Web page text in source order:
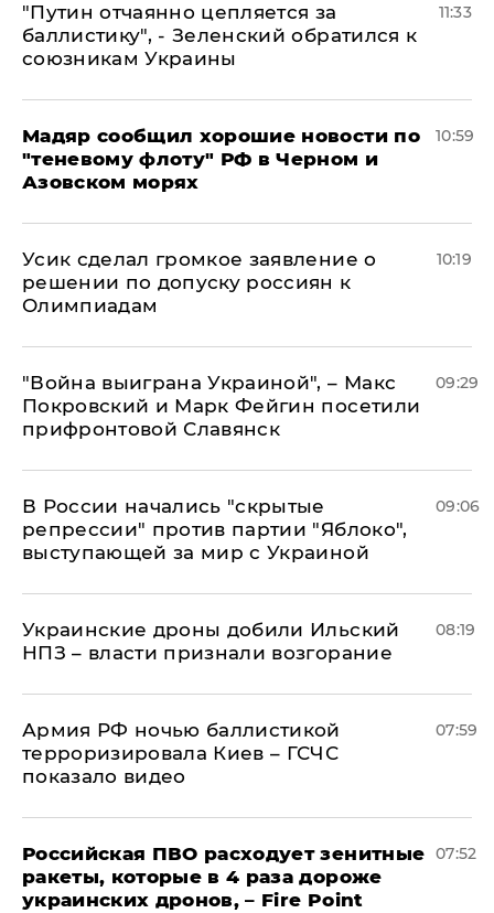
"Путин отчаянно цепляется за
баллистику", - Зеленский обратился к
союзникам Украины
11:33
Мадяр сообщил хорошие новости по
"теневому флоту" РФ в Черном и
Азовском морях
10:59
Усик сделал громкое заявление о
решении по допуску россиян к
Олимпиадам
10:19
"Война выиграна Украиной", – Макс
Покровский и Марк Фейгин посетили
прифронтовой Славянск
09:29
В России начались "скрытые
репрессии" против партии "Яблоко",
выступающей за мир с Украиной
09:06
Украинские дроны добили Ильский
НПЗ – власти признали возгорание
08:19
Армия РФ ночью баллистикой
терроризировала Киев – ГСЧС
показало видео
07:59
Российская ПВО расходует зенитные
ракеты, которые в 4 раза дороже
украинских дронов, – Fire Point
07:52